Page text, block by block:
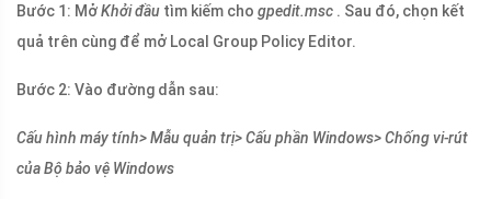
Bước 1: MởKhởi đầu tìm kiếm cho gpedit.msc . Sau đó, chọn kết
quả trên cùng để mở Local Group Policy Editor.
Bước 2: Vào đường dẫn sau:
Cấu hình máy tính> Mẫu quản trị> Cấu phần Windows> Chống vi-rút
của Bộ bảo vệ Windows